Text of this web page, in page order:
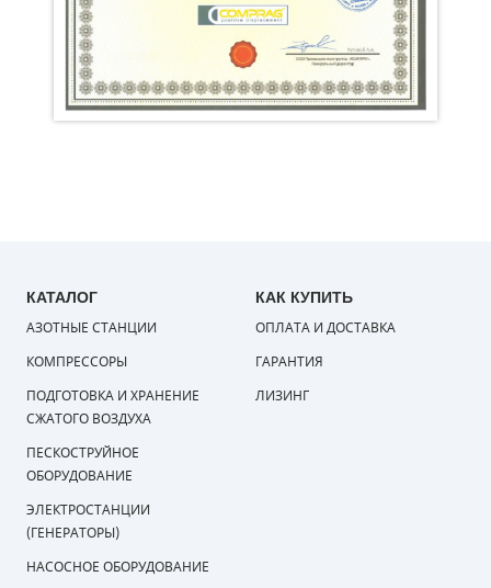
КАТАЛОГ
АЗОТНЫЕ СТАНЦИИ
КОМПРЕССОРЫ
ПОДГОТОВКА И ХРАНЕНИЕ
СЖАТОГО ВОЗДУХА
ПЕСКОСТРУЙНОЕ
ОБОРУДОВАНИЕ
ЭЛЕКТРОСТАНЦИИ
(ГЕНЕРАТОРЫ)
НАСОСНОЕ ОБОРУДОВАНИЕ
КАК КУПИТЬ
ОПЛАТА И ДОСТАВКА
ГАРАНТИЯ
ЛИЗИНГ